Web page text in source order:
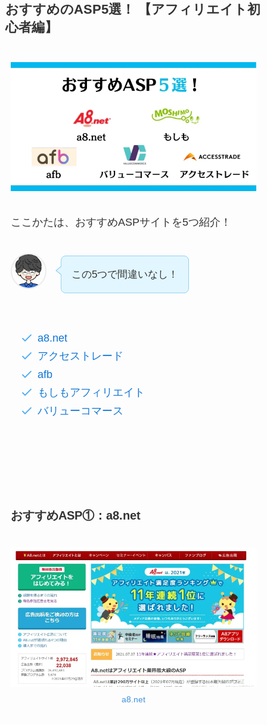
おすすめのASP5選！ 【アフィリエイト初
心者編】
ここかたは、おすすめASPサイトを5つ紹介！
この5つで間違いなし！
a8.net
アクセストレード
afb
もしもアフィリエイト
バリューコマース
おすすめASP①：a8.net
a8.net